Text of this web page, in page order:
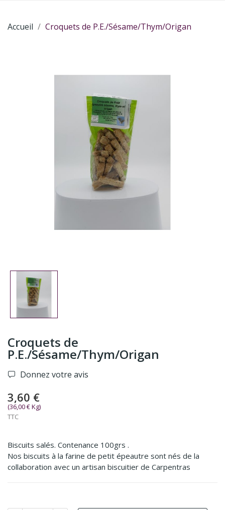
Accueil Croquets de P.E./Sésame/Thym/Origan
Croquets de
P.E./Sésame/Thym/Origan
Donnez votre avis
3,60 €
(36,00 € Kg)
TTC
Biscuits salés. Contenance 100grs .
Nos biscuits à la farine de petit épeautre sont nés de la
collaboration avec un artisan biscuitier de Carpentras